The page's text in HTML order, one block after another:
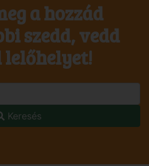
a hozzád
szedd, vedd
lelőhelyet!
Keresés